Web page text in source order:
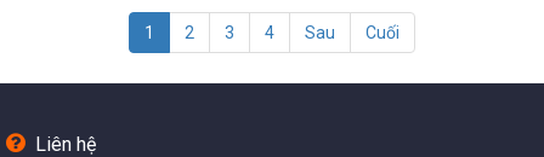
1 (current)
2 3 4 Sau Cuối
Liên hệ